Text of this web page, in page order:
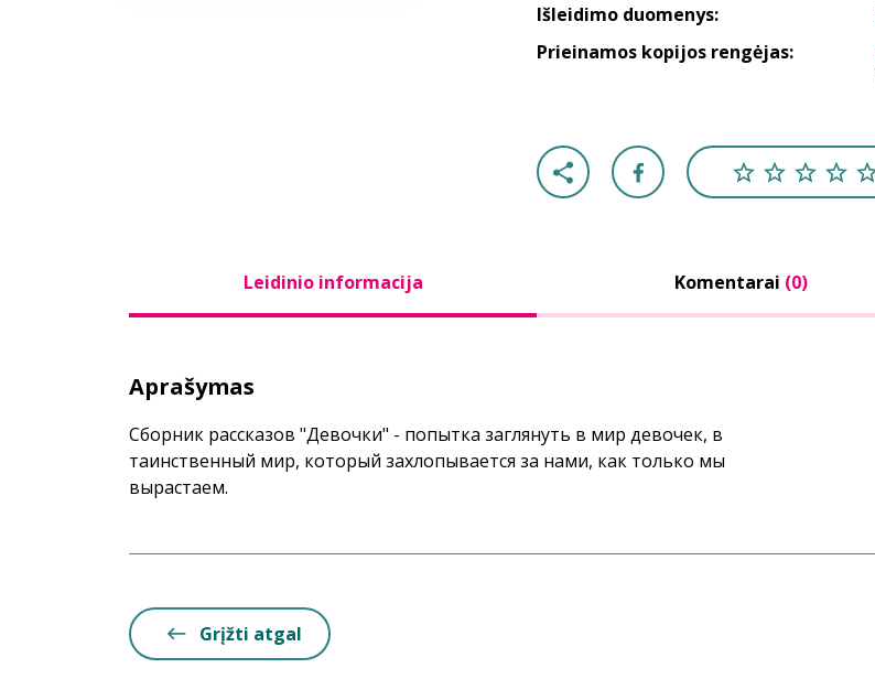
Išleidimo duomenys:
Prieinamos kopijos rengėjas:
Leidinio informacija Komentarai (0)
Aprašymas
Сборник рассказов "Девочки" - попытка заглянуть в мир девочек, в
таинственный мир, который захлопывается за нами, как только мы
вырастаем.
Grįžti atgal